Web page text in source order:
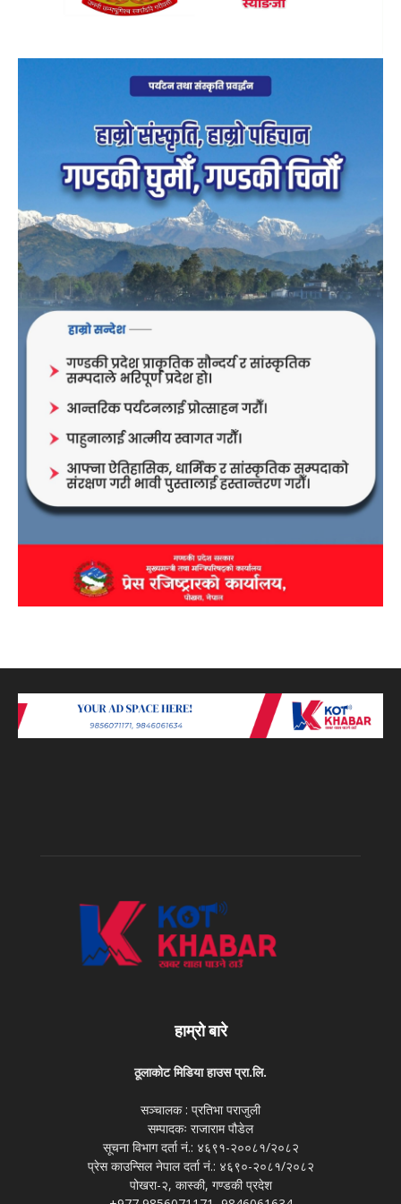
हाम्रो बारे
ठूलाकोट मिडिया हाउस प्रा.लि.
सञ्चालक : प्रतिभा पराजुली
सम्पादकः राजाराम पौडेल
सूचना विभाग दर्ता नं.: ४६९१-२००८१/२०८२
प्रेस काउन्सिल नेपाल दर्ता नं.: ४६९०-२०८१/२०८२
पोखरा-२, कास्की, गण्डकी प्रदेश